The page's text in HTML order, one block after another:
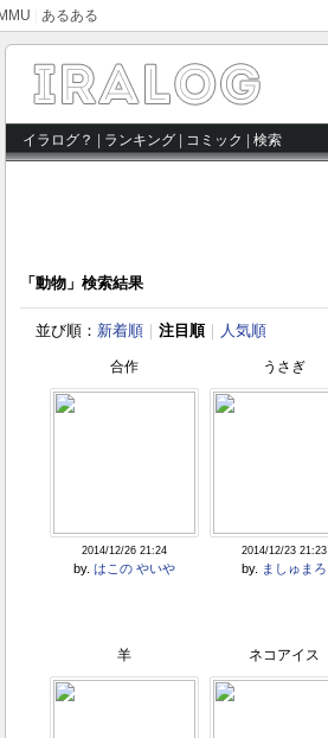
あるある
イラログ？ ランキング コミック 検索
「動物」検索結果
並び順： 新着順 注目順｜ 人気順
合作
2014/12/26 21:24
by. はこの やいや
うさぎ
2014/12/23 21:23
by. ましゅまろ
羊 ネコアイス